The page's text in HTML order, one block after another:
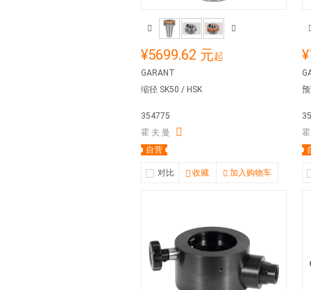
¥5699.62 元起
GARANT
缩径 SK50 / HSK
354775
霍 夫 曼
自营
对比 收藏 加入购物车